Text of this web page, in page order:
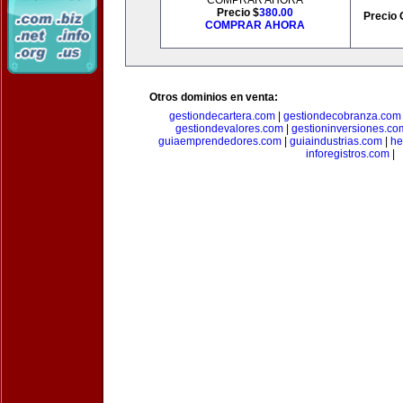
Precio $380.00
COMPRAR AHORA
Precio
Otros dominios en venta:
gestiondecartera.com| gestiondecobranza.com
gestiondevalores.com|
guiaemprendedores.com
guiaindustrias.com
inforegistros.com|